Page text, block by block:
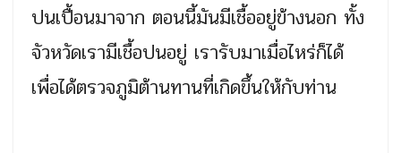
ปนเปื้อนมาจาก ตอนนี้มันมีเชื้ออยู่ข้างนอก ทั้ง
จัวหวัดเรามีเชื้อปนอยู่ เรารับมาเมื่อไหร่ก็ได้
เพื่อได้ตรวจภูมิต้านทานที่เกิดขึ้นให้กับท่าน